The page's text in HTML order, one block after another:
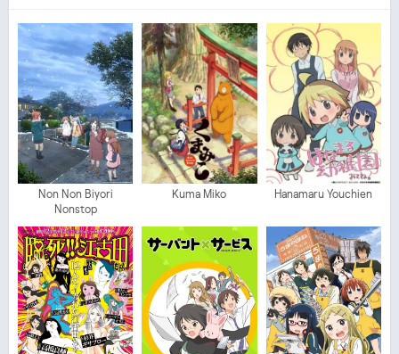
Non Non Biyori
Nonstop
Kuma Miko Hanamaru Youchien